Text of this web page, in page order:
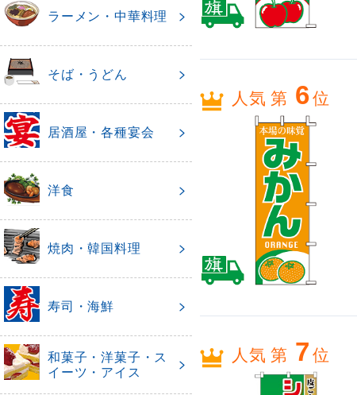
人気 第 6位
人気 第 7位
ラーメン・中華料理
そば・うどん
居酒屋・各種宴会
洋食
焼肉・韓国料理
寿司・海鮮
和菓子・洋菓子・ス
イーツ・アイス